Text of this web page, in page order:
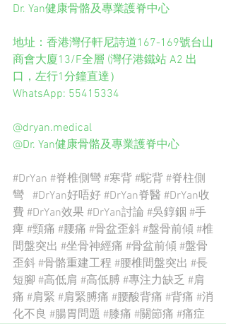
Dr. Yan健康骨骼及專業護脊中心
地址：香港灣仔軒尼詩道167-169號台山
商會大廈13/F全層 (灣仔港鐵站 A2 出
口，左行1分鐘直達）
WhatsApp: 55415334
@dryan.medical
@Dr. Yan健康骨骼及專業護脊中心
#DrYan #脊椎側彎 #寒背 #駝背 #脊柱側
彎 #DrYan好唔好 #DrYan脊醫 #DrYan收
費 #DrYan效果 #DrYan討論 #吳錞銦 #手
痺 #頸痛 #腰痛 #骨盆歪斜 #盤骨前傾 #椎
間盤突出 #坐骨神經痛 #骨盆前傾 #盤骨
歪斜 #骨骼重建工程 #腰椎間盤突出 #長
短腳 #高低肩 #高低膊 #專注力缺乏 #肩
痛 #肩緊 #肩緊膊痛 #腰酸背痛 #背痛 #消
化不良 #腸胃問題 #膝痛 #關節痛 #痛症